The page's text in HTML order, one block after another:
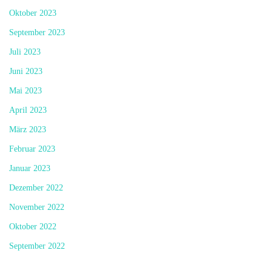
Oktober 2023
September 2023
Juli 2023
Juni 2023
Mai 2023
April 2023
März 2023
Februar 2023
Januar 2023
Dezember 2022
November 2022
Oktober 2022
September 2022